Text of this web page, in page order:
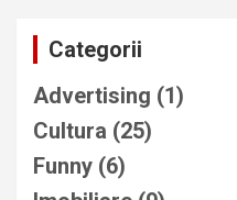
Categorii
Advertising (1)
Cultura (25)
Funny (6)